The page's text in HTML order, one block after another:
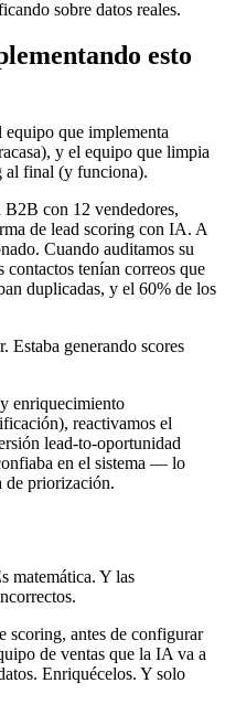
sobre datos reales.
esto
equipo que implementa
y el equipo que limpia
al final (y funciona).
B2B con 12 vendedores,
de lead scoring con IA. A
Cuando auditamos su
tenían correos que
duplicadas, y el 60% de los
Estaba generando scores
enriquecimiento
reactivamos el
lead-to-oportunidad
en el sistema — lo
de priorización.
matemática. Y las
scoring, antes de configurar
de ventas que la IA va a
Enriquécelos. Y solo